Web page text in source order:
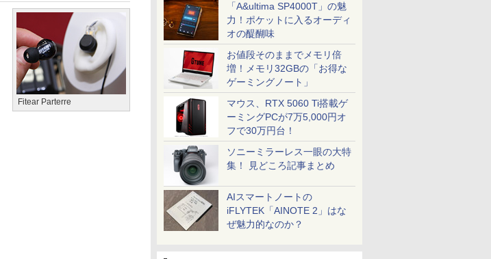
「A&ultima SP4000T」の魅
力！ポケットに入るオーディ
オの醍醐味
お値段そのままでメモリ倍
増！メモリ32GBの「お得な
ゲーミングノート」
マウス、RTX 5060 Ti搭載ゲ
ーミングPCが7万5,000円オ
フで30万円台！
ソニーミラーレス一眼の大特
集！ 見どころ記事まとめ
AIスマートノートの
iFLYTEK「AINOTE 2」はな
ぜ魅力的なのか？
Fitear Parterre